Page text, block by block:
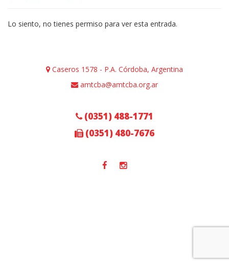
Lo siento, no tienes permiso para ver esta entrada.
Caseros 1578 - P.A. Córdoba, Argentina
amtcba@amtcba.org.ar
(0351) 488-1771
(0351) 480-7676